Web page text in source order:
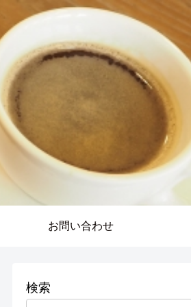
お問い合わせ
検索